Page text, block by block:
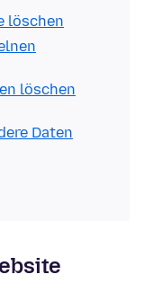
löschen
löschen
Daten